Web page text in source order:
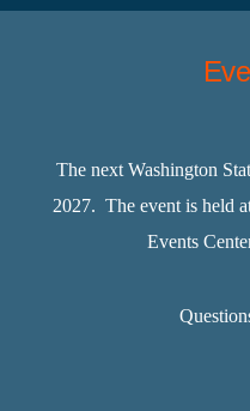
The next Washington
2027. The event is held
Events